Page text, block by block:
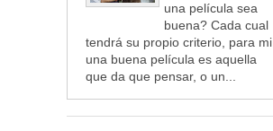
una película sea
buena? Cada cual
tendrá su propio criterio, para mi
una buena película es aquella
que da que pensar, o un...